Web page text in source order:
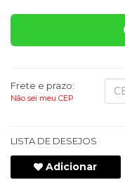
Frete e prazo:
Não sei meu CEP
LISTA DE DESEJOS
Adicionar